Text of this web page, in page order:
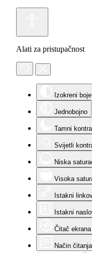
Alati za pristupačnost
Izokreni boje
Jednobojno
Tamni
Svijetli
Niska
Visoka
Istakni
Istakni
Čitač ekrana
Način čitanja